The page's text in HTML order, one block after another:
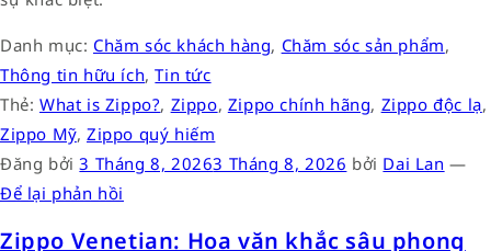
Danh mục: Chăm sóc khách hàng, Chăm sóc sản phẩm,
Thông tin hữu ích,Tin tức
Thẻ: What is Zippo?, Zippo, Zippo chính hãng, Zippo độc lạ,
Zippo Mỹ,Zippo quý hiếm
Đăng bởi3 Tháng 8, 20263 Tháng 8, 2026 bởi Dai Lan —
Để lại phản hồi
Zippo Venetian: Hoa văn khắc sâu phong